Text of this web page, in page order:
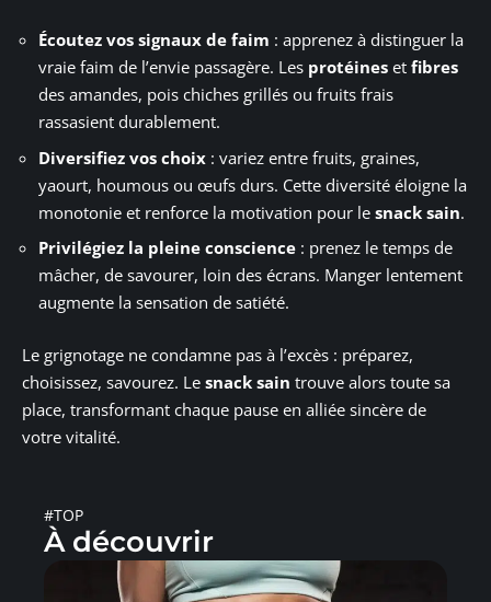
Écoutez vos signaux de faim : apprenez à distinguer la
vraie faim de l’envie passagère. Les protéines et fibres
des amandes, pois chiches grillés ou fruits frais
rassasient durablement.
Diversifiez vos choix : variez entre fruits, graines,
yaourt, houmous ou œufs durs. Cette diversité éloigne la
monotonie et renforce la motivation pour le snack sain.
Privilégiez la pleine conscience : prenez le temps de
mâcher, de savourer, loin des écrans. Manger lentement
augmente la sensation de satiété.
Le grignotage ne condamne pas à l’excès : préparez,
choisissez, savourez. Le snack sain trouve alors toute sa
place, transformant chaque pause en alliée sincère de
votre vitalité.
#TOP
À découvrir